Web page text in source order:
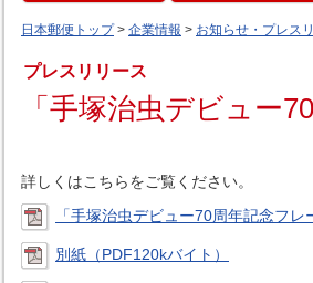
日本郵便トップ> 企業情報 > お知らせ・プレス
プレスリリース
「手塚治虫デビュー
詳しくはこちらをご覧ください。
「手塚治虫デビュー70周年記念フ
別紙（PDF120kバイト）